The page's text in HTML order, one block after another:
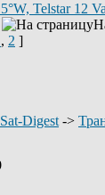
Telstar 12
, 2 ]
Digest ->